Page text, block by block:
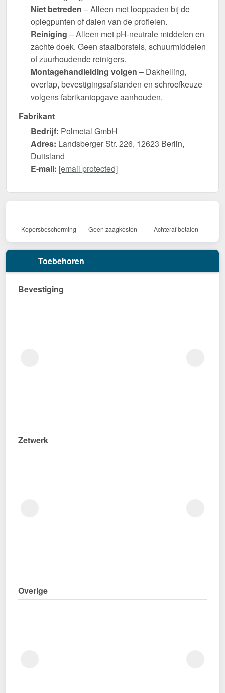
Niet betreden – Alleen met looppaden bij de
oplegpunten of dalen van de profielen.
Reiniging – Alleen met pH-neutrale middelen en
zachte doek. Geen staalborstels, schuurmiddelen
of zuurhoudende reinigers.
Montagehandleiding volgen – Dakhelling,
overlap, bevestigingsafstanden en schroefkeuze
volgens fabrikantopgave aanhouden.
Fabrikant
Bedrijf: Polmetal GmbH
Adres: Landsberger Str. 226, 12623 Berlin,
Duitsland
E-mail: [email protected]
Kopersbescherming Geen zaagkosten Achteraf betalen
Toebehoren
Bevestiging
Zetwerk
Overige